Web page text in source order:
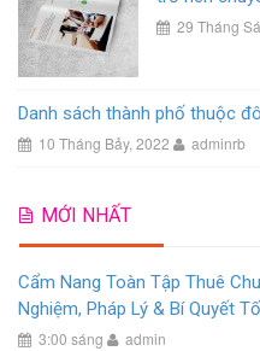
29 Tháng
Danh sách thành phố thuộc
10 Tháng Bảy, 2022 adminrb
MỚI NHẤT
Cẩm Nang Toàn Tập Thuê
Nghiệm, Pháp Lý & Bí Quyết
3:00 sáng admin